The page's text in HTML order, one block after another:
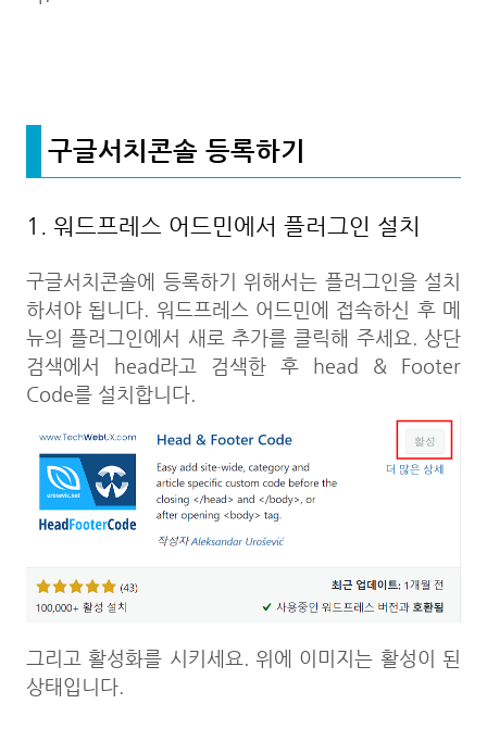
구글서치콘솔 등록하기
1. 워드프레스 어드민에서 플러그인 설치
구글서치콘솔에 등록하기 위해서는 플러그인을 설치
하셔야 됩니다. 워드프레스 어드민에 접속하신 후 메
뉴의 플러그인에서 새로 추가를 클릭해 주세요. 상단
검색에서 head라고 검색한 후 head & Footer
Code를 설치합니다.
그리고 활성화를 시키세요. 위에 이미지는 활성이 된
상태입니다.